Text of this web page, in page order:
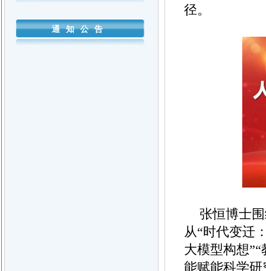
通知公告
径。
张恒博士
从“时代变迁
大模型构想
能赋能科学